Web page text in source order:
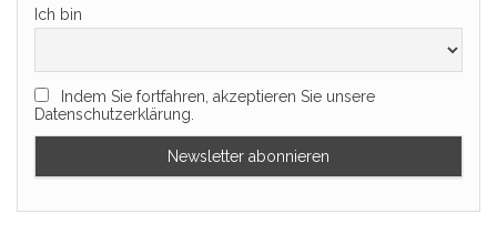
Ich bin
Indem Sie fortfahren, akzeptieren Sie unsere
Datenschutzerklärung.